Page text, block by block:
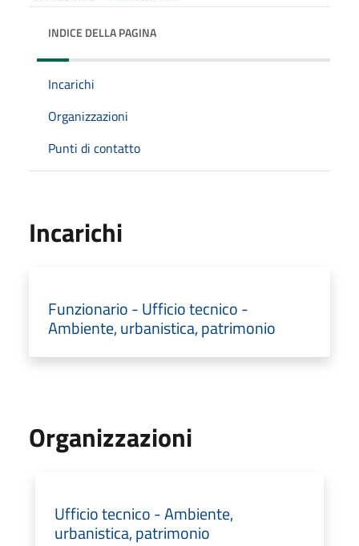
INDICE DELLA PAGINA
Incarichi
Organizzazioni
Punti di contatto
Incarichi
Funzionario - Ufficio tecnico -
Ambiente, urbanistica, patrimonio
Organizzazioni
Ufficio tecnico - Ambiente,
urbanistica, patrimonio